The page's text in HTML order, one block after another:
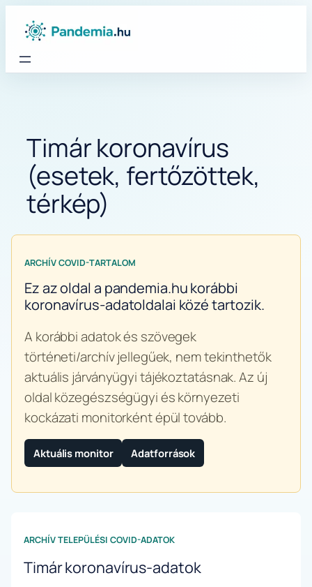
Timár koronavírus
(esetek, fertőzöttek,
térkép)
ARCHÍV COVID-TARTALOM
Ez az oldal a pandemia.hu korábbi
koronavírus-adatoldalai közé tartozik.
A korábbi adatok és szövegek
történeti/archív jellegűek, nem tekinthetők
aktuális járványügyi tájékoztatásnak. Az új
oldal közegészségügyi és környezeti
kockázati monitorként épül tovább.
Aktuális monitor Adatforrások
ARCHÍV TELEPÜLÉSI COVID-ADATOK
Timár koronavírus-adatok